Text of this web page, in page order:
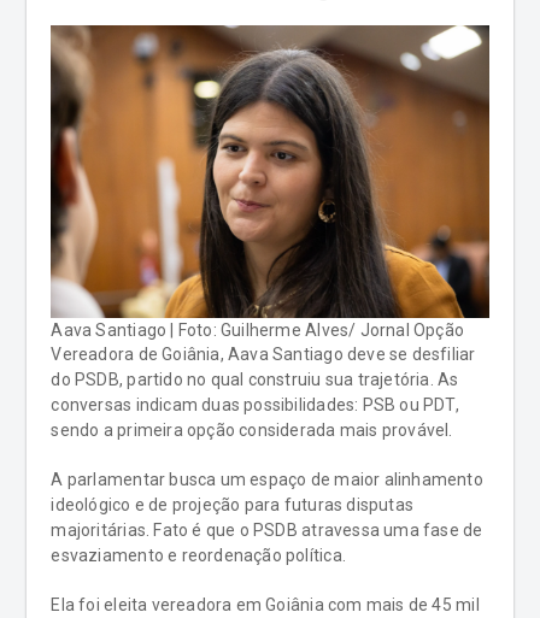
Aava Santiago | Foto: Guilherme Alves/ Jornal Opção
Vereadora de Goiânia, Aava Santiago deve se desfiliar
do PSDB, partido no qual construiu sua trajetória. As
conversas indicam duas possibilidades: PSB ou PDT,
sendo a primeira opção considerada mais provável.
A parlamentar busca um espaço de maior alinhamento
ideológico e de projeção para futuras disputas
majoritárias. Fato é que o PSDB atravessa uma fase de
esvaziamento e reordenação política.
Ela foi eleita vereadora em Goiânia com mais de 45 mil